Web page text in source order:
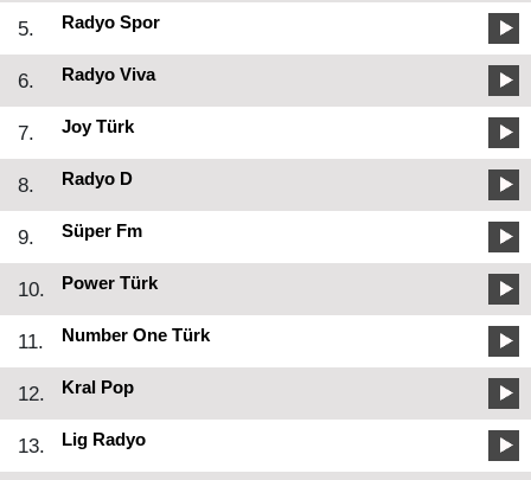
5. Radyo Spor
6. Radyo Viva
7. Joy Türk
8. Radyo D
9. Süper Fm
10. Power Türk
11. Number One Türk
12. Kral Pop
13. Lig Radyo